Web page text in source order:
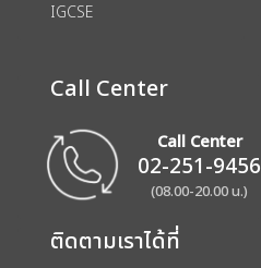
IGCSE
Call Center
Call Center
02-251-9456
(08.00-20.00 น.)
ติดตามเราได้ที่